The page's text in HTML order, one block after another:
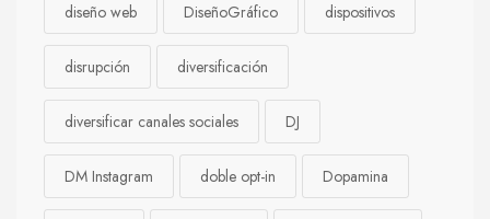
diseño web DiseñoGráfico dispositivos
disrupción diversificación
diversificar canales sociales DJ
DM Instagram doble opt-in Dopamina